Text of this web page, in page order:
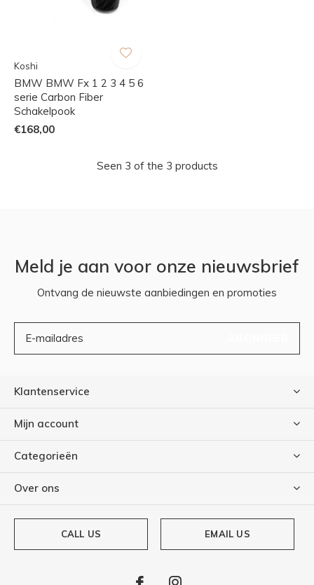
Koshi
BMW BMW Fx 1 2 3 4 5 6
serie Carbon Fiber
Schakelpook
€168,00
Seen 3 of the 3 products
Meld je aan voor onze nieuwsbrief
Ontvang de nieuwste aanbiedingen en promoties
Klantenservice
Mijn account
Categorieën
Over ons
CALL US EMAIL US